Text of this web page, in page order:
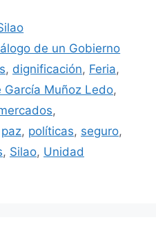
de un Gobierno
, dignificación, Feria,
García Muñoz Ledo,
,
paz, políticas, seguro,
, Silao, Unidad